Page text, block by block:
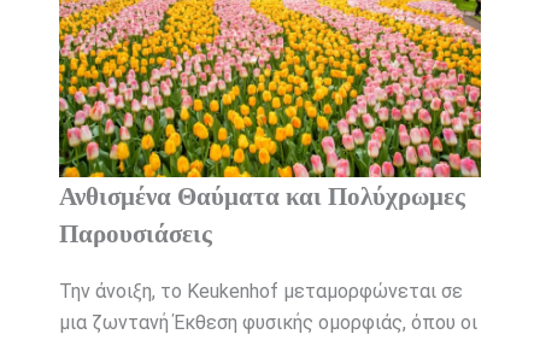
Ανθισμένα Θαύματα και Πολύχρωμες
Παρουσιάσεις
Την άνοιξη, το Keukenhof μεταμορφώνεται σε
μια ζωντανή Έκθεση φυσικής ομορφιάς, όπου οι